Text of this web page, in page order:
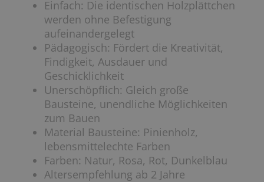
Einfach: Die identischen Holzplättchen
werden ohne Befestigung
aufeinandergelegt
Pädagogisch: Fördert die Kreativität,
Findigkeit, Ausdauer und
Geschicklichkeit
Unerschöpflich: Gleich große
Bausteine, unendliche Möglichkeiten
zum Bauen
Material Bausteine: Pinienholz,
lebensmittelechte Farben
Farben: Natur, Rosa, Rot, Dunkelblau
Altersempfehlung ab 2 Jahre